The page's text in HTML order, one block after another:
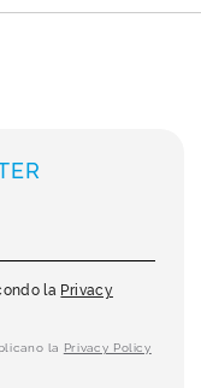
la Privacy
la Privacy Policy